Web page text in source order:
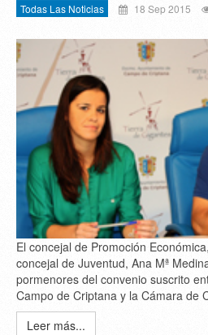
Todas Las Noticias 18 Sep 2015
El concejal de Promoción
concejal de Juventud, Ana Mª
pormenores del convenio suscrito
Campo de Criptana y la Cámara de
Leer más...